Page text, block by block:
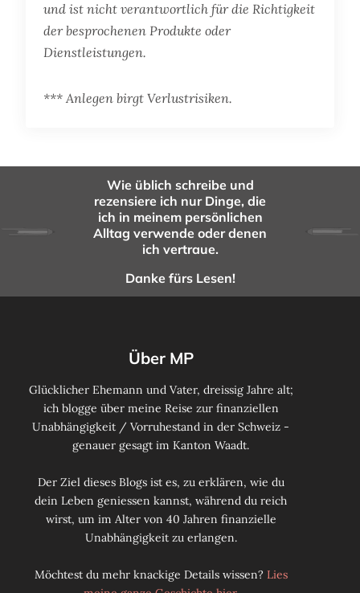
und ist nicht verantwortlich für die Richtigkeit
der besprochenen Produkte oder
Dienstleistungen.
*** Anlegen birgt Verlustrisiken.
Wie üblich schreibe und
rezensiere ich nur Dinge, die
ich in meinem persönlichen
Alltag verwende oder denen
ich vertraue.
Danke fürs Lesen!
Über MP
Glücklicher Ehemann und Vater, dreissig Jahre alt;
ich blogge über meine Reise zur finanziellen
Unabhängigkeit / Vorruhestand in der Schweiz -
genauer gesagt im Kanton Waadt.
Der Ziel dieses Blogs ist es, zu erklären, wie du
dein Leben geniessen kannst, während du reich
wirst, um im Alter von 40 Jahren finanzielle
Unabhängigkeit zu erlangen.
Möchtest du mehr knackige Details wissen? Lies